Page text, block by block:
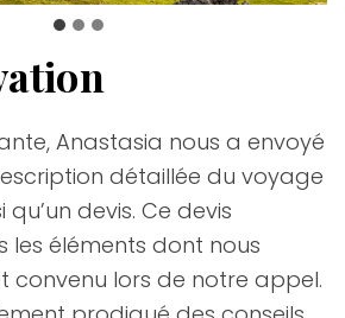
Anastasia nous a envoyé
détaillée du voyage
devis. Ce devis
les éléments dont nous
convenu lors de notre appel.